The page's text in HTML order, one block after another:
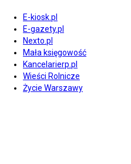
E-kiosk.pl
E-gazety.pl
Nexto.pl
Mała księgowość
Kancelarierp.pl
Wieści Rolnicze
Życie Warszawy